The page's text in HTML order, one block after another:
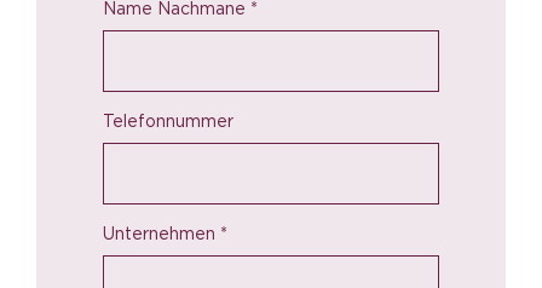
Name Nachmane *
Telefonnummer
Unternehmen *